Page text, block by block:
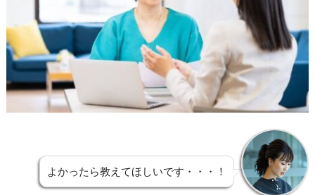
よかったら教えてほしいです・・・！